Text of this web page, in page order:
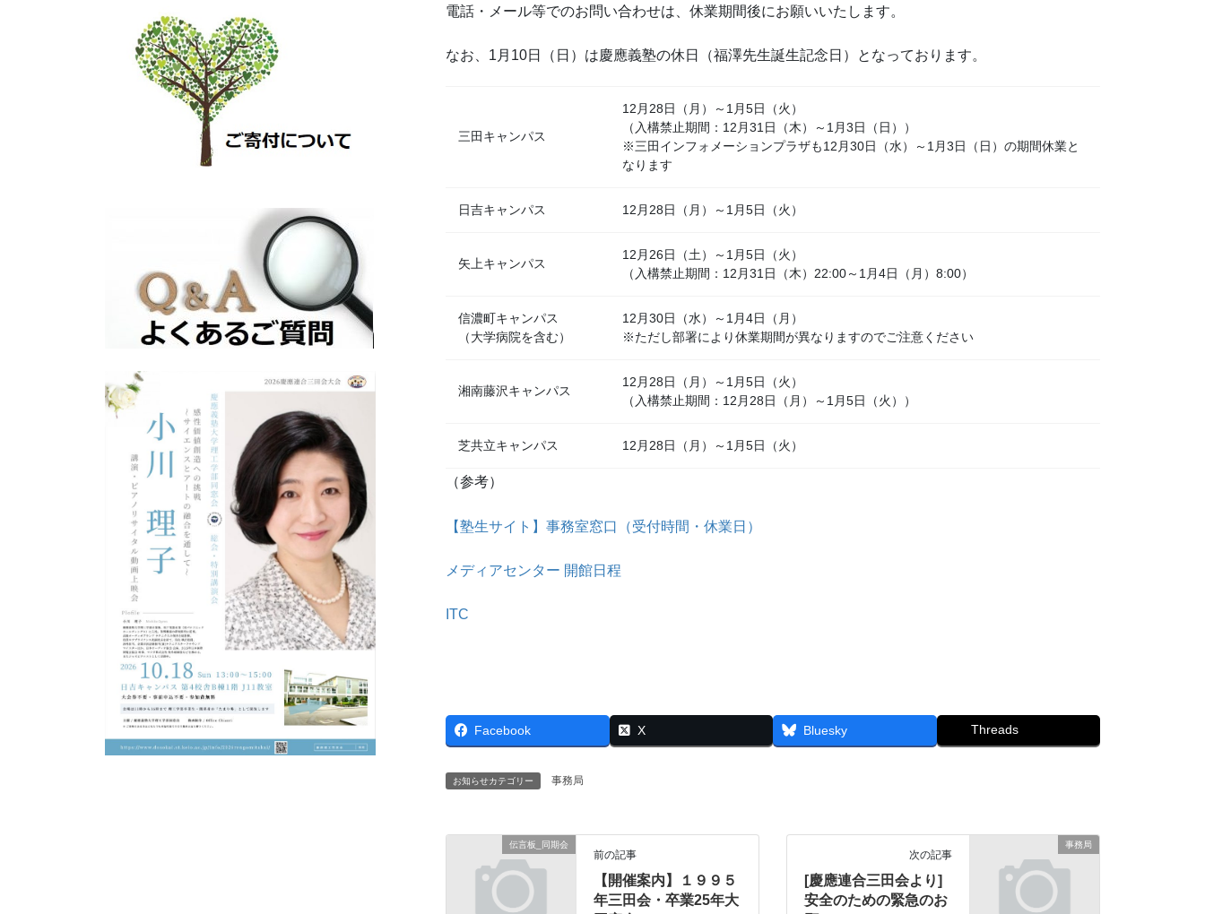
電話・メール等でのお問い合わせは、休業期間後にお願いいたします。
なお、1月10日（日）は慶應義塾の休日（福澤先生誕生記念日）となっております。
三田キャンパス
12月28日（月）～1月5日（火）
（入構禁止期間：12月31日（木）～1月3日（日））
※三田インフォメーションプラザも12月30日（水）～1月3日（日）の期間休業と
なります
日吉キャンパス 12月28日（月）～1月5日（火）
矢上キャンパス
12月26日（土）～1月5日（火）
（入構禁止期間：12月31日（木）22:00～1月4日（月）8:00）
信濃町キャンパス
（大学病院を含む）
12月30日（水）～1月4日（月）
※ただし部署により休業期間が異なりますのでご注意ください
湘南藤沢キャンパス
12月28日（月）～1月5日（火）
（入構禁止期間：12月28日（月）～1月5日（火））
芝共立キャンパス 12月28日（月）～1月5日（火）
（参考）
【塾生サイト】事務室窓口（受付時間・休業日）
メディアセンター 開館日程
ITC
Facebook X Bluesky Threads
お知らせカテゴリー 事務局
伝言板_同期会
前の記事
【開催案内】１９９５
年三田会・卒業25年大
事務局
次の記事
[慶應連合三田会より]
安全のための緊急のお